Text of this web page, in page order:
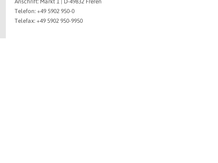
Anschrift: Markt 1 | D-49832 Freren
Telefon: +49 5902 950-0
Telefax: +49 5902 950-9950